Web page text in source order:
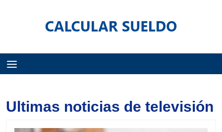
Ultimas noticias de televisión